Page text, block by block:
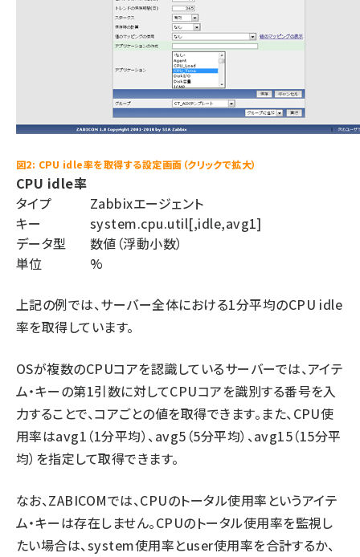
図2: CPU idle率を取得する設定画面（クリックで拡大）
CPU idle率
タイプ
Zabbixエージェント
キー
system.cpu.util[,idle,avg1]
データ型
数値（浮動小数）
単位
%
上記の例では、サーバー全体における1分平均のCPU idle
率を取得しています。
OSが複数のCPUコアを認識しているサーバーでは、アイテ
ム・キーの第1引数に対してCPUコアを識別する番号を入
力することで、コアごとの値を取得できます。また、CPU使
用率はavg1（1分平均）、avg5（5分平均）、avg15（15分平
均）を指定して取得できます。
なお、ZABICOMでは、CPUのトータル使用率というアイテ
ム・キーは存在しません。CPUのトータル使用率を監視し
たい場合は、system使用率とuser使用率を合計するか、